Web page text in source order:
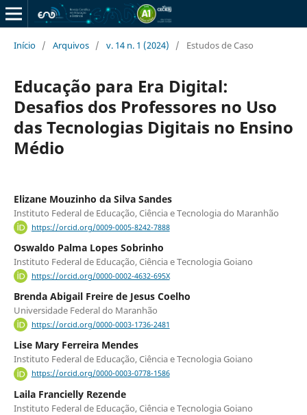
Início / Arquivos / v. 14 n. 1 (2024) / Estudos de Caso
Educação para Era Digital:
Desafios dos Professores no Uso
das Tecnologias Digitais no Ensino
Médio
Elizane Mouzinho da Silva Sandes
Instituto Federal de Educação, Ciência e Tecnologia do Maranhão
https://orcid.org/0009-0005-8242-7888
Oswaldo Palma Lopes Sobrinho
Instituto Federal de Educação, Ciência e Tecnologia Goiano
https://orcid.org/0000-0002-4632-695X
Brenda Abigail Freire de Jesus Coelho
Universidade Federal do Maranhão
https://orcid.org/0000-0003-1736-2481
Lise Mary Ferreira Mendes
Instituto Federal de Educação, Ciência e Tecnologia Goiano
https://orcid.org/0000-0003-0778-1586
Laila Francielly Rezende
Instituto Federal de Educação, Ciência e Tecnologia Goiano